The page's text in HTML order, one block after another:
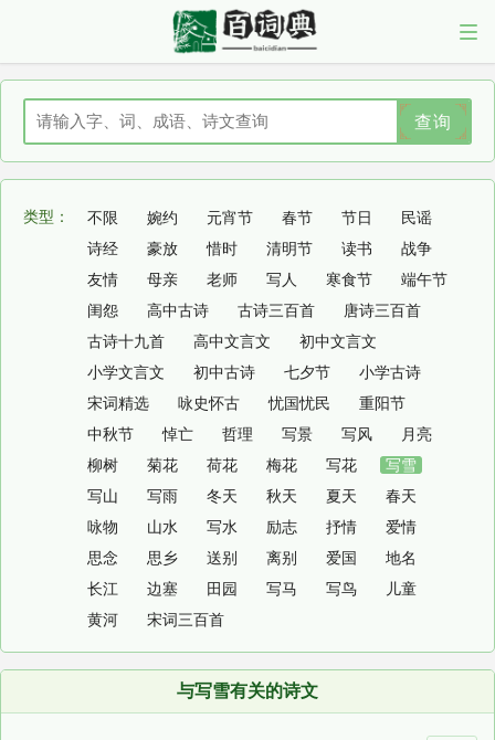
查询
类型： 不限 婉约 元宵节 春节 节日
民谣
诗经
豪放 惜时 清明节 读书
战争
友情
母亲 老师 写人 寒食节
端午节
闺怨
高中古诗 古诗三百首
唐诗三百首
古诗十九首
高中文言文
初中文言文
小学文言文
初中古诗 七夕节
小学古诗
宋词精选
咏史怀古 忧国忧民
重阳节
中秋节
悼亡 哲理 写景 写风
月亮
柳树
菊花 荷花 梅花 写花
写雪
写山
写雨 冬天 秋天 夏天
春天
咏物
山水 写水 励志 抒情
爱情
思念
思乡 送别 离别 爱国
地名
长江
边塞 田园 写马 写鸟
儿童
黄河
宋词三百首
与写雪有关的诗文